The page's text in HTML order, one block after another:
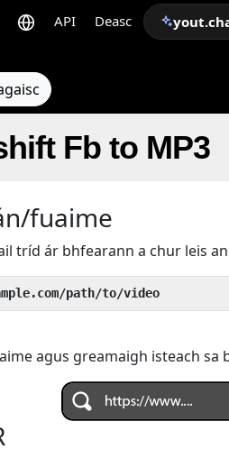
API Deasc
Fb to MP3
fuaime
tríd ár bhfearann a chur leis
path/to/video
agus greamaigh isteach sa